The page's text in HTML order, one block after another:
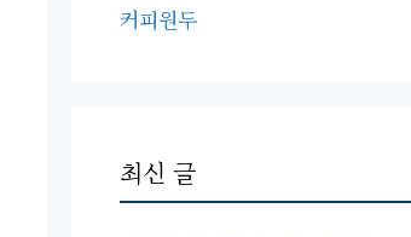
커피원두
최신 글